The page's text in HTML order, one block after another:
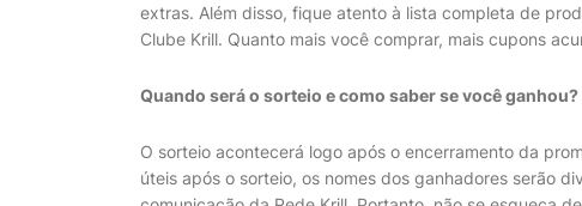
extras. Além disso, fique atento à lista completa de
Clube Krill. Quanto mais você comprar, mais cupons
Quando será o sorteio e como saber se você ganhou?
O sorteio acontecerá logo após o encerramento da
úteis após o sorteio, os nomes dos ganhadores serão